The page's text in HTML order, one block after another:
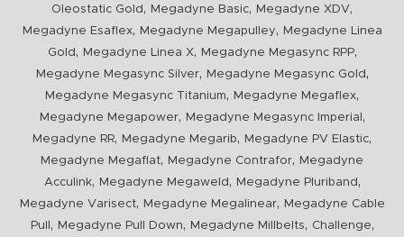
Oleostatic Gold , Megadyne Basic, Megadyne XDV,
Megadyne Esaflex, Megadyne Megapulley,
Megadyne Linea
Gold , Megadyne Linea X, Megadyne Megasync RPP,
Megadyne Megasync Silver, Megadyne Megasync Gold ,
Megadyne Megasync Titanium, Megadyne Megaflex,
Megadyne Megapower, Megadyne Megasync Imperial ,
Megadyne RR, Megadyne Megarib, Megadyne PV Elastic,
Megadyne Megaflat, Megadyne Contrafor,
Megadyne
Acculink, Megadyne Megaweld , Megadyne Pluriband ,
Megadyne Varisect, Megadyne Megalinear,
Megadyne Cable
Pull
, Megadyne Pull Down, Megadyne Millbelts, Challenge,